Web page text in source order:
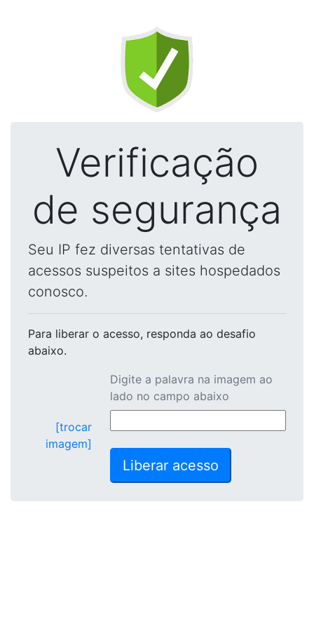
Verificação
de segurança
Seu IP fez diversas tentativas de
acessos suspeitos a sites hospedados
conosco.
Para liberar o acesso, responda ao desafio
abaixo.
[trocar
imagem]
Digite a palavra na imagem ao
lado no campo abaixo